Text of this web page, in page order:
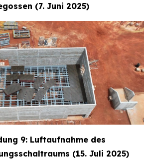
(7. Juni 2025)
9: Luftaufnahme des
(15. Juli 2025)